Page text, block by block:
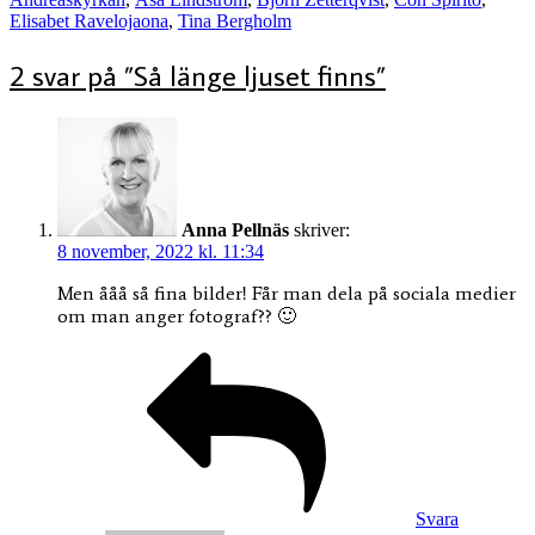
Elisabet Ravelojaona, Tina Bergholm
2 svar på ”Så länge ljuset finns”
Anna Pellnäs skriver:
8 november, 2022 kl. 11:34
Men ååå så fina bilder! Får man dela på sociala medier
om man anger fotograf?? 🙂
Svara